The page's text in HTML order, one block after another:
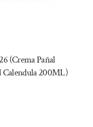
(Crema Pañal
Calendula 200ML)